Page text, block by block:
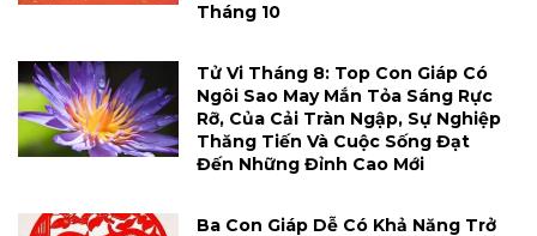
Tháng 10
Tử Vi Tháng 8: Top Con Giáp Có
Ngôi Sao May Mắn Tỏa Sáng Rực
Rỡ, Của Cải Tràn Ngập, Sự Nghiệp
Thăng Tiến Và Cuộc Sống Đạt
Đến Những Đỉnh Cao Mới
Ba Con Giáp Dễ Có Khả Năng Trở